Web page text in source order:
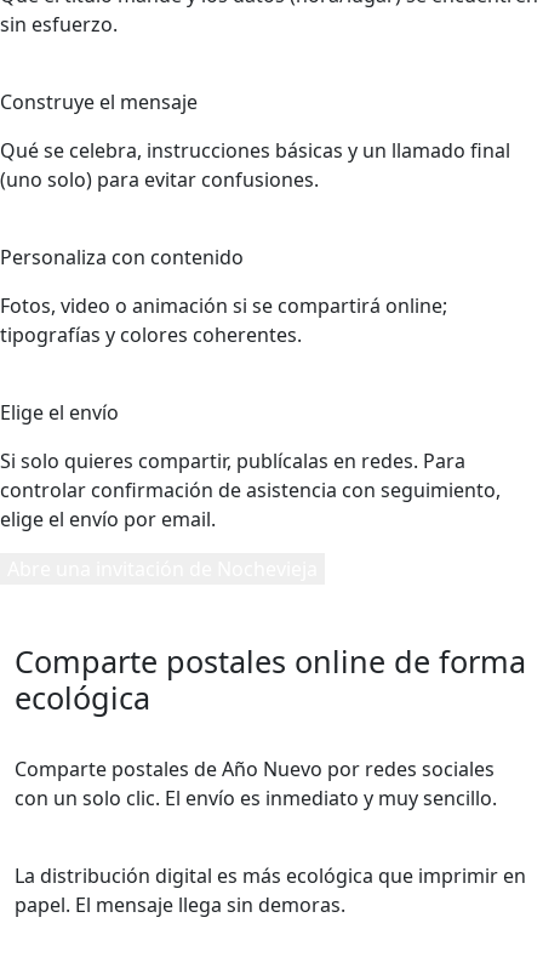
sin esfuerzo.
Construye el mensaje
Qué se celebra, instrucciones básicas y un llamado final
(uno solo) para evitar confusiones.
Personaliza con contenido
Fotos, video o animación si se compartirá online;
tipografías y colores coherentes.
Elige el envío
Si solo quieres compartir, publícalas en redes. Para
controlar confirmación de asistencia con seguimiento,
elige el envío por email.
Comparte postales online de forma
ecológica
Comparte postales de Año Nuevo por redes sociales
con un solo clic. El envío es inmediato y muy sencillo.
La distribución digital es más ecológica que imprimir en
papel. El mensaje llega sin demoras.